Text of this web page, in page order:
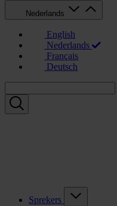
Nederlands
English
Nederlands
Français
Deutsch
Sprekers